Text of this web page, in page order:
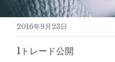
2016年9月23日
1トレード公開